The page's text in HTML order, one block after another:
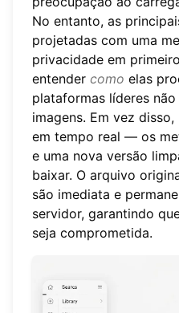
No entanto, as
projetadas com uma
privacidade em
entender como elas
plataformas líderes
imagens. Em vez
em tempo real — os
e uma nova versão
baixar. O arquivo
são imediata e
servidor, garantindo
seja comprometida.